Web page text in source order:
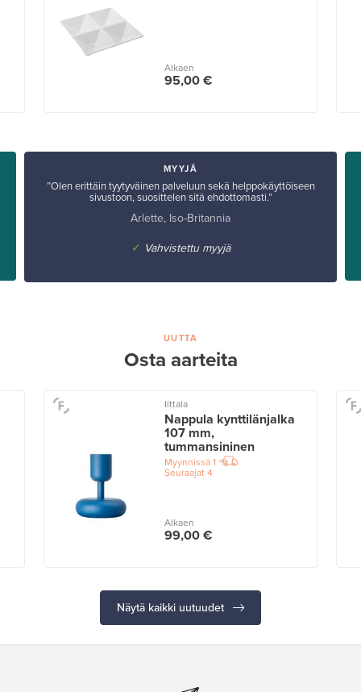
Alkaen
95,00 €
MYYJÄ
”Olen erittäin tyytyväinen palveluun sekä helppokäyttöiseen
sivustoon, suosittelen sitä ehdottomasti.”
Arlette, Iso-Britannia
✓ Vahvistettu myyjä
UUTTA
Osta aarteita
Iittala
Nappula kynttilänjalka
107 mm,
tummansininen
Myynnissä1
Seuraajat4
Alkaen
99,00 €
Näytä kaikki uutuudet